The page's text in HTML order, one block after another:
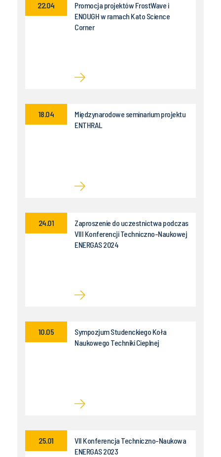
Promocja projektów FrostWave i
ENOUGH w ramach Kato Science
Corner
22.04
Międzynarodowe seminarium projektu
ENTHRAL
18.04
Zaproszenie do uczestnictwa podczas
VIII Konferencji Techniczno-Naukowej
ENERGAS 2024
24.01
Sympozjum Studenckiego Koła
Naukowego Techniki Cieplnej
10.05
VII Konferencja Techniczno-Naukowa
ENERGAS 2023
25.01